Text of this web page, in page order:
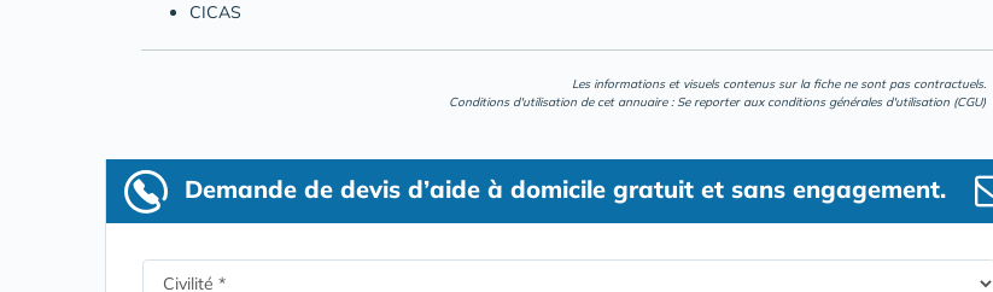
CICAS
Les informations et visuels contenus sur la fiche ne sont pas contractuels.
Conditions d'utilisation de cet annuaire : Se reporter aux conditions générales d'utilisation (CGU)
Demande de devis d’aide à domicile gratuit et sans engagement.